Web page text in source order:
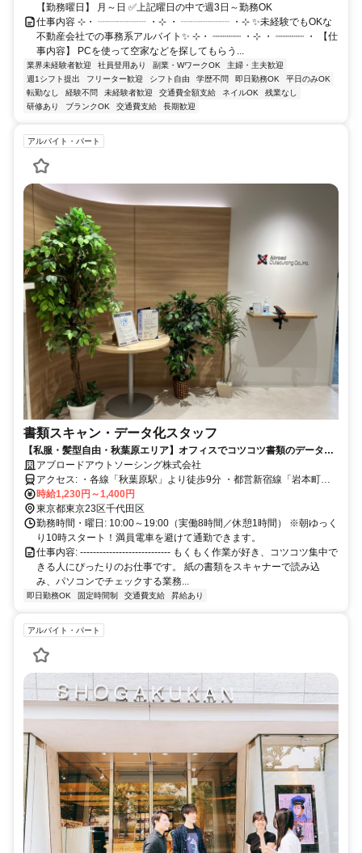
【勤務曜日】 月～日 ✅上記曜日の中で週3日～勤務OK
仕事内容 ⊹・ ┈┈┈┈┈ ・⊹ ・ ┈┈┈┈┈ ・⊹ ✨未経験でもOKな
不動産会社での事務系アルバイト✨ ⊹・ ┈┈┈┈┈ ・⊹ ・ ┈┈┈┈┈ ・ 【仕
事内容】 PCを使って空家などを探してもらう...
業界未経験者歓迎 社員登用あり 副業・WワークOK
主婦・主夫歓迎
週1シフト提出
フリーター歓迎 シフト自由 学歴不問 即日勤務OK
平日のみOK
転勤なし
経験不問 未経験者歓迎 交通費全額支給 ネイルOK
残業なし
研修あり
ブランクOK 交通費支給 長期歓迎
アルバイト・パート
書類スキャン・データ化スタッフ
【私服・髪型自由・秋葉原エリア】オフィスでコツコツ書類のデータ化
｜未経験OK｜20〜30代活躍中｜土日祝休み｜賞与年2回
アブロードアウトソーシング株式会社
アクセス: ・各線「秋葉原駅」より徒歩9分 ・都営新宿線「岩本町
駅」より徒歩5分 ・JR総武本線「馬喰町駅」より徒歩7分 ・東京メト
ロ日比谷線「小伝馬町駅」より徒歩6分
時給1,230円～1,400円
東京都東京23区千代田区
勤務時間・曜日: 10:00～19:00（実働8時間／休憩1時間） ※朝ゆっく
り10時スタート！満員電車を避けて通勤できます。
仕事内容: ---------------------------- もくもく作業が好き、コツコツ集中で
きる人にぴったりのお仕事です。 紙の書類をスキャナーで読み込
み、パソコンでチェックする業務...
即日勤務OK 固定時間制 交通費支給 昇給あり
アルバイト・パート